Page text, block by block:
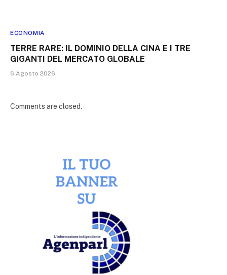
ECONOMIA
TERRE RARE: IL DOMINIO DELLA CINA E I TRE
GIGANTI DEL MERCATO GLOBALE
6 Agosto 2026
Comments are closed.